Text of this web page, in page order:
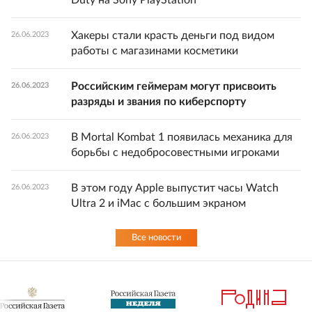
26.06.2023
Хакеры стали красть деньги под видом
работы с магазинами косметики
26.06.2023
Российским геймерам могут присвоить
разряды и звания по киберспорту
26.06.2023
В Mortal Kombat 1 появилась механика для
борьбы с недобросовестными игроками
26.06.2023
В этом году Apple выпустит часы Watch
Ultra 2 и iMac с большим экраном
Все новости